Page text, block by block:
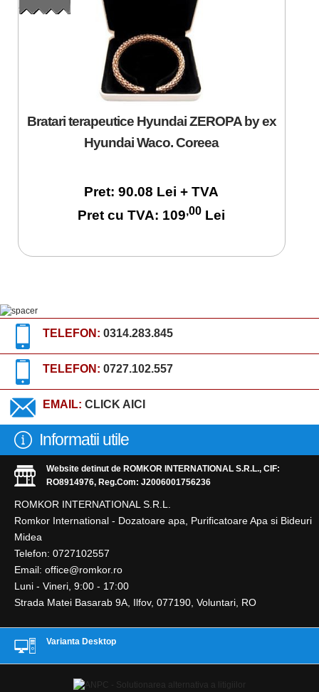
Bratari terapeutice Hyundai ZEROPA by ex
Hyundai Waco. Coreea
Pret: 90.08 Lei + TVA
Pret cu TVA: 109,00 Lei
TELEFON: 0314.283.845
TELEFON: 0727.102.557
EMAIL: CLICK AICI
Informatii utile
Website detinut de ROMKOR INTERNATIONAL S.R.L., CIF:
RO8914976, Reg.Com: J2006001756236
ROMKOR INTERNATIONAL S.R.L.
Romkor International - Dozatoare apa, Purificatoare Apa si Bideuri
Midea
Telefon: 0727102557
Email: office@romkor.ro
Luni - Vineri, 9:00 - 17:00
Strada Matei Basarab 9A Ilfov, 077190 Voluntari RO
Varianta Desktop